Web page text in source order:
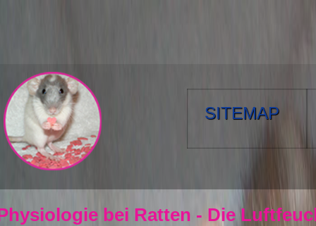
SITEMAP
bei Ratten - Die